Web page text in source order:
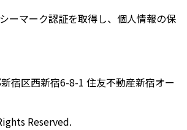
ーマーク認証を取得し、個人情報の保
宿区西新宿6-8-1 住友不動産新宿オー
Reserved.